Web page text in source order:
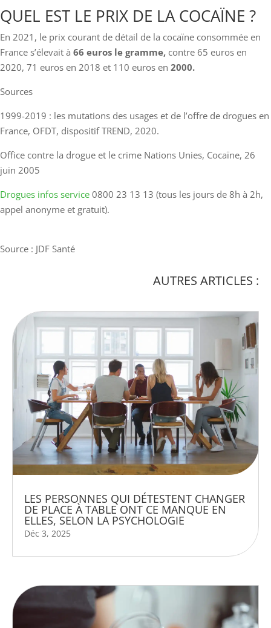
QUEL EST LE PRIX DE LA COCAÏNE ?
En 2021, le prix courant de détail de la cocaïne consommée en
France s’élevait à 66 euros le gramme, contre 65 euros en
2020, 71 euros en 2018 et 110 euros en 2000.
Sources
1999-2019 : les mutations des usages et de l’offre de drogues en
France, OFDT, dispositif TREND, 2020.
Office contre la drogue et le crime Nations Unies, Cocaïne, 26
juin 2005
Drogues infos service 0800 23 13 13 (tous les jours de 8h à 2h,
appel anonyme et gratuit).
Source : JDF Santé
AUTRES ARTICLES :
LES PERSONNES QUI DÉTESTENT CHANGER
DE PLACE À TABLE ONT CE MANQUE EN
ELLES, SELON LA PSYCHOLOGIE
Déc 3, 2025